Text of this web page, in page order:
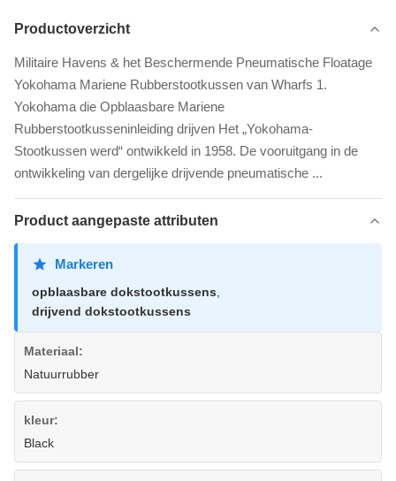
Productoverzicht
Militaire Havens & het Beschermende Pneumatische Floatage
Yokohama Mariene Rubberstootkussen van Wharfs 1.
Yokohama die Opblaasbare Mariene
Rubberstootkusseninleiding drijven Het „Yokohama-
Stootkussen werd“ ontwikkeld in 1958. De vooruitgang in de
ontwikkeling van dergelijke drijvende pneumatische ...
Product aangepaste attributen
Markeren
opblaasbare dokstootkussens
drijvend dokstootkussens
Materiaal:
Natuurrubber
kleur:
Black